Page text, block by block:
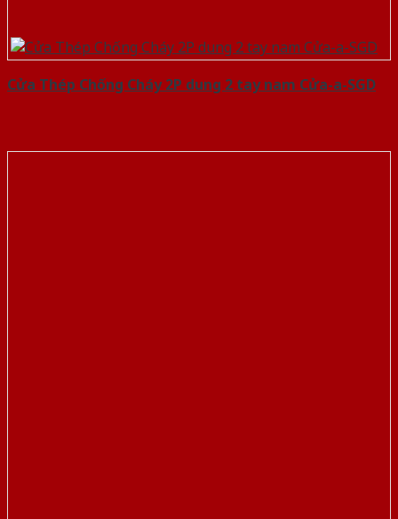
Cửa Thép Chống Cháy 2P dung 2 tay nam Cửa-a-SGD